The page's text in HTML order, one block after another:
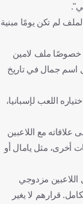
لم تكن يومًا مبنية
خصوصًا ملف لامين
اسم جمال في تاريخ
اللعب لإسبانيا،
مع اللاعبين
أخرى، مثل يامال أو
اللاعبين مزدوجي
قرارهم لا يغير